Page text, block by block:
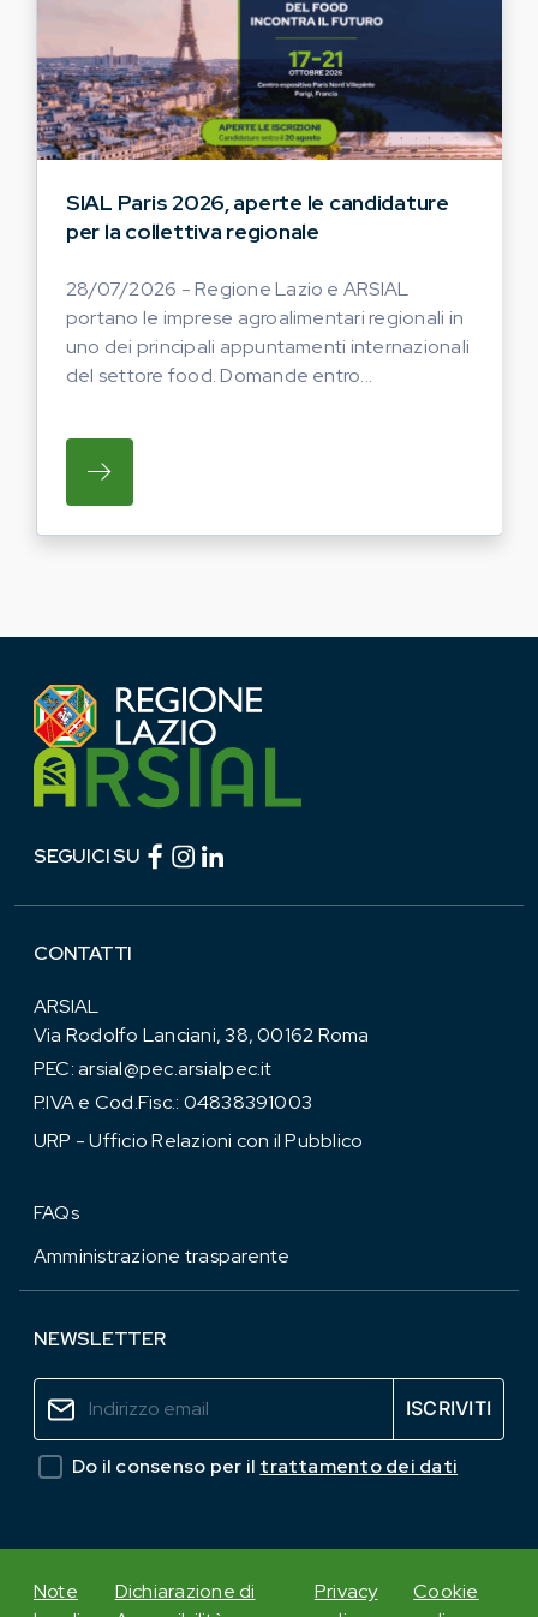
SIAL Paris 2026, aperte le candidature
per la collettiva regionale
28/07/2026 - Regione Lazio e ARSIAL
portano le imprese agroalimentari regionali in
uno dei principali appuntamenti internazionali
del settore food. Domande entro...
SU REGIONE LAZIO E ARSIAL PORTANO
SEGUICI SU Facebook (link esterno)
Instagram (link esterno)
CONTATTI
ARSIAL
Via Rodolfo Lanciani, 38, 00162 Roma
PEC:arsial@pec.arsialpec.it
P.IVA e Cod.Fisc.: 04838391003
URP - Ufficio Relazioni con il Pubblico
FAQs
Amministrazione trasparente
NEWSLETTER
Do il consenso per il trattamento dei dati
Note
Dichiarazione di
Privacy
Cookie